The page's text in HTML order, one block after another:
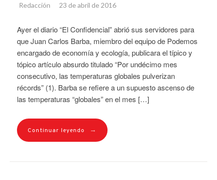
Redacción 23 de abril de 2016
Ayer el diario “El Confidencial” abrió sus servidores para
que Juan Carlos Barba, miembro del equipo de Podemos
encargado de economía y ecología, publicara el típico y
tópico artículo absurdo titulado “Por undécimo mes
consecutivo, las temperaturas globales pulverizan
récords” (1). Barba se refiere a un supuesto ascenso de
las temperaturas “globales” en el mes […]
Continuar leyendo →